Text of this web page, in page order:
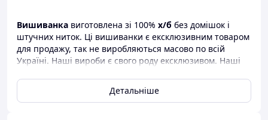
Вишиванка виготовлена зі 100% х/б без домішок і
штучних ниток. Ці вишиванки є ексклюзивним товаром
для продажу, так не виробляються масово по всій
Україні. Наші вироби є свого роду ексклюзивом. Наші
відбувається як гуртом, так і в роздріб.
Вишиванка виготовлена із натуральногох/ббез
Детальніше